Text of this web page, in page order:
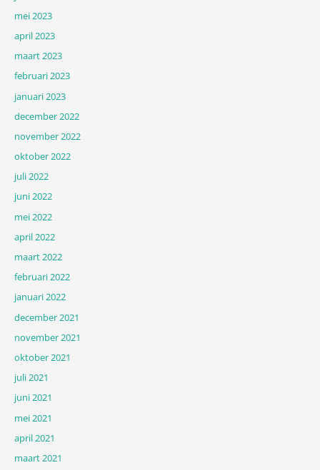
mei 2023
april 2023
maart 2023
februari 2023
januari 2023
december 2022
november 2022
oktober 2022
juli 2022
juni 2022
mei 2022
april 2022
maart 2022
februari 2022
januari 2022
december 2021
november 2021
oktober 2021
juli 2021
juni 2021
mei 2021
april 2021
maart 2021